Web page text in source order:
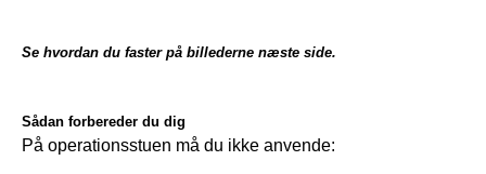
Se hvordan du faster på billederne næste side.
Sådan forbereder du dig
På operationsstuen må du ikke anvende: